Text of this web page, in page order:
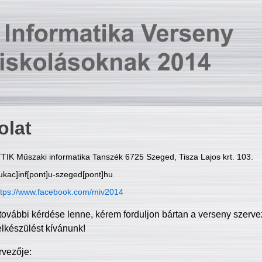
Műszaki informatika Tanszék 6725 Szeged, Tisza Lajos krt. 103.
szeged[pont]hu
www.facebook.com/miv2014
kérdése lenne, kérem forduljon bártan a verseny
kívánunk!